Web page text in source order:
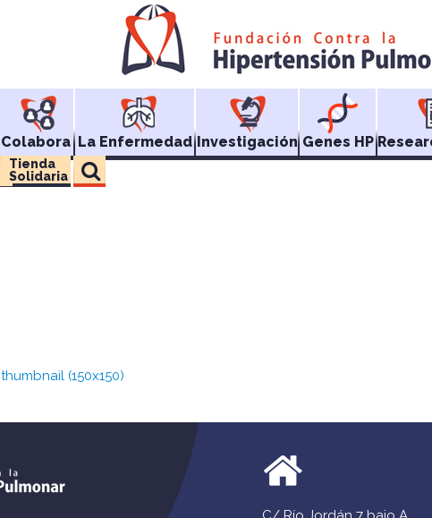
Colabora La Enfermedad Investigación Genes HP
Tienda
Solidaria
thumbnail (150x150)